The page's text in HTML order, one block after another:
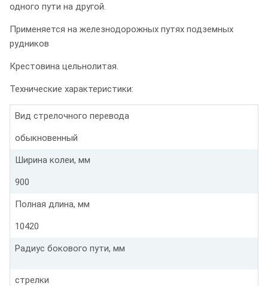
одного пути на другой.
Применяется на железнодорожных путях подземных
рудников
Крестовина цельнолитая.
Технические характеристики:
Вид стрелочного перевода
обыкновенный
Ширина колеи, мм
900
Полная длина, мм
10420
Радиус бокового пути, мм
стрелки